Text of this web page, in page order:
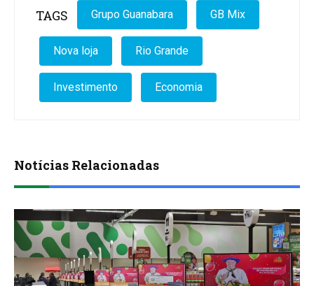
TAGS Grupo Guanabara GB Mix
Nova loja Rio Grande
Investimento Economia
Notícias Relacionadas